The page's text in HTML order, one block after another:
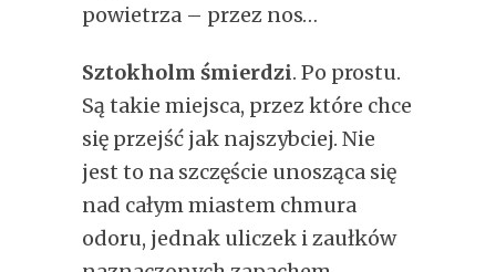
powietrza – przez nos…
Sztokholm śmierdzi. Po prostu.
Są takie miejsca, przez które chce
się przejść jak najszybciej. Nie
jest to na szczęście unosząca się
nad całym miastem chmura
odoru, jednak uliczek i zaułków